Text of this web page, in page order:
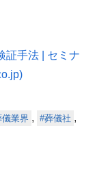
証手法 | セミナ
儀業界 , 葬儀社 ,